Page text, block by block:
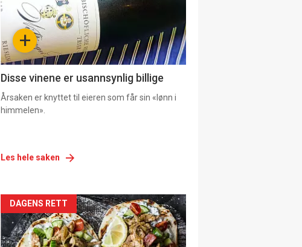
3 +
Disse vinene er usannsynlig billige
Årsaken er knyttet til eieren som får sin «lønn i
himmelen».
Les hele saken
Forsiden
akkurat
DAGENS RETT